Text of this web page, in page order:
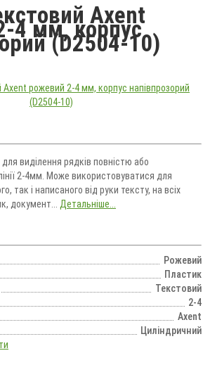
Axent
4 мм, корпус
(D2504-10)
виділення рядків повністю або
2-4мм. Може використовуватися для
так і написаного від руки тексту, на всіх
документ... Детальніше...
Рожевий
Пластик
Текстовий
2-4
Axent
Циліндричний